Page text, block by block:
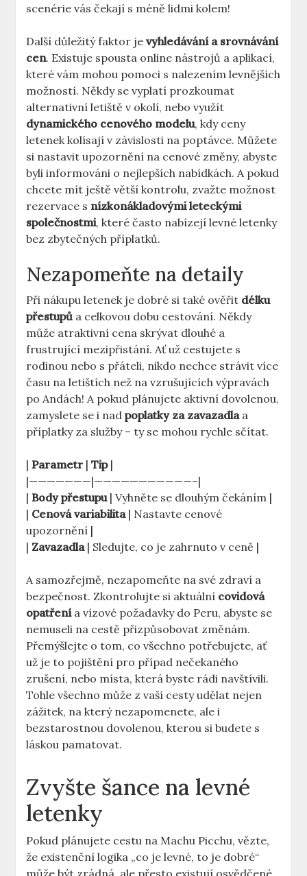
scenérie vás čekají s méně lidmi kolem!
Další důležitý faktor jevyhledávání a srovnávání
cen. Existuje spousta online nástrojů a aplikací,
které vám mohou pomoci s nalezením levnějších
možností. Někdy se vyplatí prozkoumat
alternativní letiště v okolí, nebo využít
dynamického cenového modelu, kdy ceny
letenek kolísají v závislosti na poptávce. Můžete
si nastavit upozornění na cenové změny, abyste
byli informováni o nejlepších nabídkách. A pokud
chcete mít ještě větší kontrolu, zvažte možnost
rezervace s nízkonákladovými leteckými
společnostmi, které často nabízejí levné letenky
bez zbytečných příplatků.
Nezapomeňte na detaily
Při nákupu letenek je dobré si také ověřit délku
přestupů a celkovou dobu cestování. Někdy
může atraktivní cena skrývat dlouhé a
frustrující mezipřistání. Ať už cestujete s
rodinou nebo s přáteli, nikdo nechce strávit více
času na letištích než na vzrušujících výpravách
po Andách! A pokud plánujete aktivní dovolenou,
zamyslete se i nadpoplatky za zavazadlaa
příplatky za služby – ty se mohou rychle sčítat.
|Parametr |Tip|
|———————|———————————–|
|Body přestupu| Vyhněte se dlouhým čekáním |
| Cenová variabilita| Nastavte cenové
upozornění |
| Zavazadla| Sledujte, co je zahrnuto v ceně |
A samozřejmě, nezapomeňte na své zdraví a
bezpečnost. Zkontrolujte si aktuální covidová
opatřenía vízové požadavky do Peru, abyste se
nemuseli na cestě přizpůsobovat změnám.
Přemýšlejte o tom, co všechno potřebujete, ať
už je to pojištění pro případ nečekaného
zrušení, nebo místa, která byste rádi navštívili.
Tohle všechno může z vaší cesty udělat nejen
zážitek, na který nezapomenete, ale i
bezstarostnou dovolenou, kterou si budete s
láskou pamatovat.
Zvyšte šance na levné
letenky
Pokud plánujete cestu na Machu Picchu, vězte,
že existenční logika „co je levné, to je dobré“